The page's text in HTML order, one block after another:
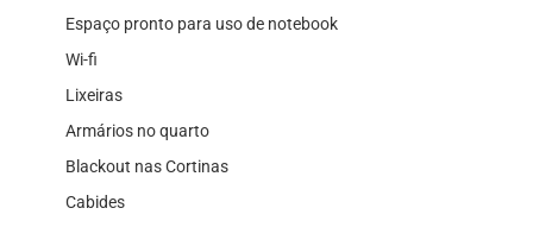
Espaço pronto para uso de notebook
Wi-fi
Lixeiras
Armários no quarto
Blackout nas Cortinas
Cabides